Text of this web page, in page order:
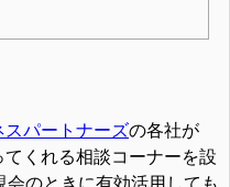
パートナーズの各社が
くれる相談コーナーを設
のときに有効活用しても